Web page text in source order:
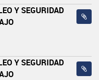
Y SEGURIDAD
Y SEGURIDAD